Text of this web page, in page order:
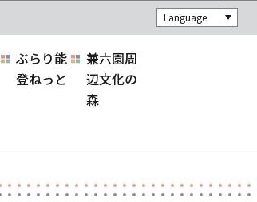
Language
ぶらり能
登ねっと
兼六園周
辺文化の
森